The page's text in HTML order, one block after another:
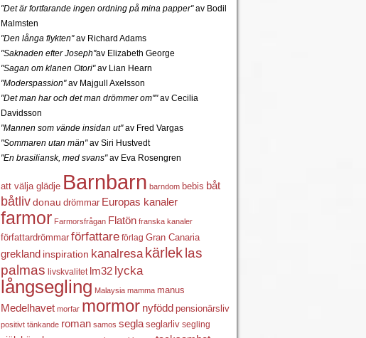
"Det är fortfarande ingen ordning på mina papper"av Bodil
Malmsten
"Den långa flykten"av Richard Adams
"Saknaden efter Joseph"av Elizabeth George
"Sagan om klanen Otori"av Lian Hearn
"Moderspassion"av Majgull Axelsson
"Det man har och det man drömmer om""av Cecilia
Davidsson
"Mannen som vände insidan ut"av Fred Vargas
"Sommaren utan män"av Siri Hustvedt
"En brasiliansk, med svans"av Eva Rosengren
att välja glädje Barnbarn barndom bebis båt
båtliv donau drömmar Europas kanaler
farmor Farmorsfrågan Flatön franska kanaler
författardrömmar författare förlag Gran Canaria
grekland inspiration kanalresa kärlek las
palmas livskvalitet lm32 lycka
långsegling Malaysia mamma manus
Medelhavet morfar mormor nyfödd pensionärsliv
positivt tänkande roman samos segla seglarliv segling